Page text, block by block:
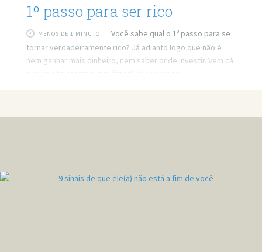
1º passo para ser rico
MENOS DE 1 MINUTO
Você sabe qual o 1º passo para se
tornar verdadeiramente rico? Já adianto logo que não é
nem ganhar mais dinheiro, nem saber onde investir. Vem cá